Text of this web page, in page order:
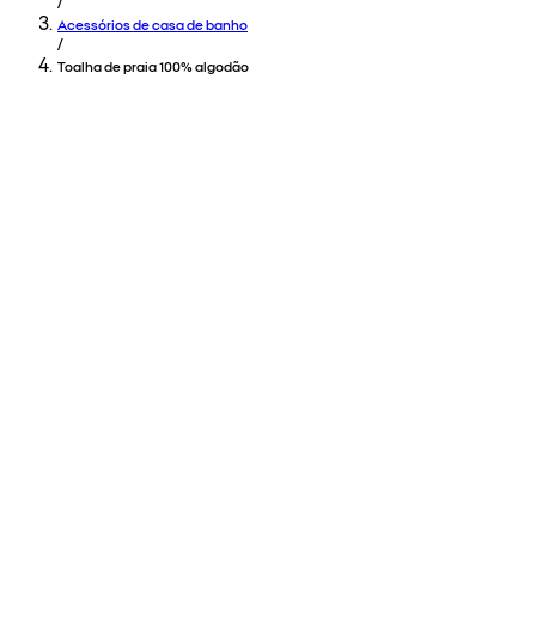
Acessórios de casa de banho
/
Toalha de praia 100% algodão